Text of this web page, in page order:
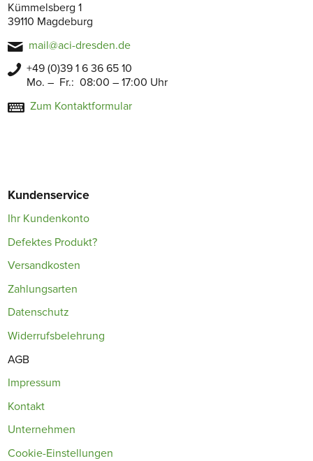
Kümmelsberg 1
39110 Magdeburg
mail@aci-dresden.de
+49 (0)39 1 6 36 65 10
Mo. – Fr.: 08:00 – 17:00 Uhr
Zum Kontaktformular
Kundenservice
Ihr Kundenkonto
Defektes Produkt?
Versandkosten
Zahlungsarten
Datenschutz
Widerrufsbelehrung
AGB
Impressum
Kontakt
Unternehmen
Cookie-Einstellungen